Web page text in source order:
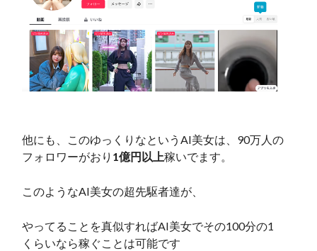
他にも、このゆっくりなというAI美女は、90万人の
フォロワーがおり 1億円以上稼いでます。
このようなAI美女の超先駆者達が、
やってることを真似すればAI美女でその100分の1
くらいなら稼ぐことは可能です